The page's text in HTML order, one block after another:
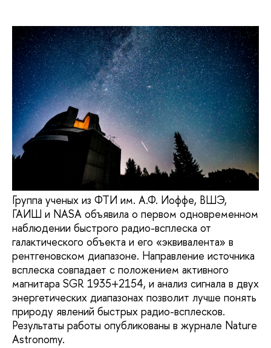
Группа ученых из ФТИ им. А.Ф. Иоффе, ВШЭ,
ГАИШ и NASA объявила о первом одновременном
наблюдении быстрого радио-всплеска от
галактического объекта и его «эквивалента» в
рентгеновском диапазоне. Направление источника
всплеска совпадает с положением активного
магнитара SGR 1935+2154, и анализ сигнала в двух
энергетических диапазонах позволит лучше понять
природу явлений быстрых радио-всплесков.
Результаты работы опубликованы в журнале Nature
Astronomy.